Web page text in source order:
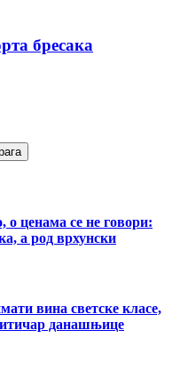
бресака
о ценама се не говори:
а род врхунски
вина светске класе,
данашњице